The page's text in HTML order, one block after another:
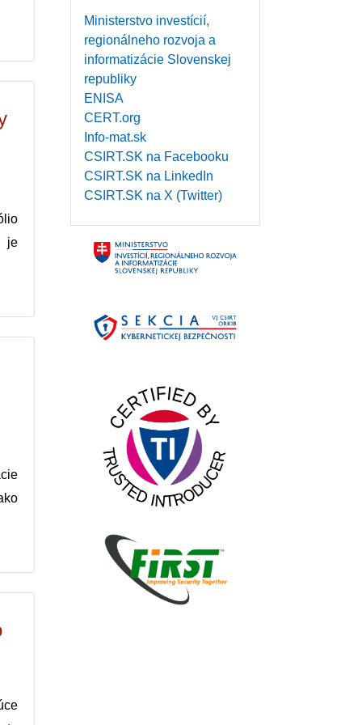
je
Ministerstvo investícií,
regionálneho rozvoja a
informatizácie Slovenskej
republiky
ENISA
CERT.org
Info-mat.sk
CSIRT.SK na Facebooku
CSIRT.SK na LinkedIn
CSIRT.SK na X (Twitter)